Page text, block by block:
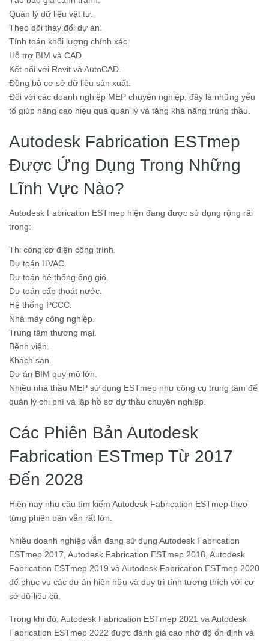
Quản lý dữ liệu vật tư.
Theo dõi thay đổi dự án.
Tính toán khối lượng chính xác.
Hỗ trợ BIM và CAD.
Kết nối với Revit và AutoCAD.
Đồng bộ cơ sở dữ liệu sản xuất.
Đối với các doanh nghiệp MEP chuyên nghiệp, đây là những yếu
tố giúp nâng cao hiệu quả quản lý và tăng khả năng trúng thầu.
Autodesk Fabrication ESTmep
Được Ứng Dụng Trong Những
Lĩnh Vực Nào?
Autodesk Fabrication ESTmep hiện đang được sử dụng rộng rãi
trong:
Thi công cơ điện công trình.
Dự toán HVAC.
Dự toán hệ thống ống gió.
Dự toán cấp thoát nước.
Hệ thống PCCC.
Nhà máy công nghiệp.
Trung tâm thương mại.
Bệnh viện.
Khách sạn.
Dự án BIM quy mô lớn.
Nhiều nhà thầu MEP sử dụng ESTmep như công cụ trung tâm để
quản lý chi phí và lập hồ sơ dự thầu chuyên nghiệp.
Các Phiên Bản Autodesk
Fabrication ESTmep Từ 2017
Đến 2028
Hiện nay nhu cầu tìm kiếm Autodesk Fabrication ESTmep theo
từng phiên bản vẫn rất lớn.
Nhiều doanh nghiệp vẫn đang sử dụng Autodesk Fabrication
ESTmep 2017, Autodesk Fabrication ESTmep 2018, Autodesk
Fabrication ESTmep 2019 và Autodesk Fabrication ESTmep 2020
để phục vụ các dự án hiện hữu và duy trì tính tương thích với cơ
sở dữ liệu cũ.
Trong khi đó, Autodesk Fabrication ESTmep 2021 và Autodesk
Fabrication ESTmep 2022 được đánh giá cao nhờ độ ổn định và